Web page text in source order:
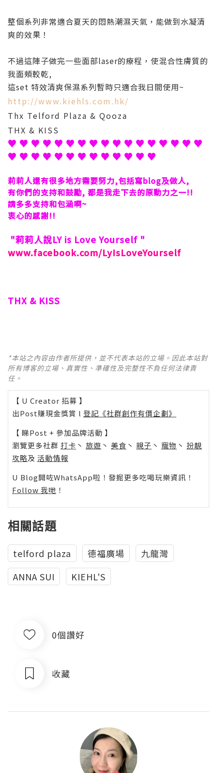
整個系列非常適合夏天的悶熱潮濕天氣，能做到水凝清
爽的效果！
不過這陣子做完一些面部laser的療程，使混合性膚質的
我面頰較乾,
這set 特效清爽保濕系列暫時只適合我日間使用~
http://www.kiehls.com.hk/
Thx Telford Plaza & Qooza
THX & KISS
♥ ♥ ♥ ♥ ♥ ♥ ♥ ♥ ♥ ♥ ♥ ♥ ♥ ♥ ♥ ♥ ♥
♥ ♥ ♥ ♥ ♥ ♥ ♥ ♥ ♥ ♥ ♥ ♥ ♥
莉莉人還有很多地方需要努力,包括寫blog及做人,
有你們的支持和鼓勵, 都是我走下去的原動力之一!!
請多多支持和包涵啊~
衷心的感謝!!
"莉莉人說LY is Love Yourself "
www.facebook.com/LyIsLoveYourself
THX & KISS
*本站之內容由作者所提供，並不代表本站的立場。因此本站對
所有博客的立場、真實性、準確性及完整性不負任何法律責
任。
【 U Creator 招募 】
出Post賺現金獎賞 l 登記《社群創作有價企劃》
【 睇Post + 參加品牌活動 】
瀏覽更多社群 打卡 丶 旅遊 丶 美食 丶 親子 丶 寵物 丶 扮靚
攻略及 活動情報
U Blog開咗WhatsApp啦！發掘更多吃喝玩樂資訊！
Follow 我哋 ！
相關話題
telford plaza 德福廣場
九龍灣
ANNA SUI
KIEHL'S
0個讚好
收藏